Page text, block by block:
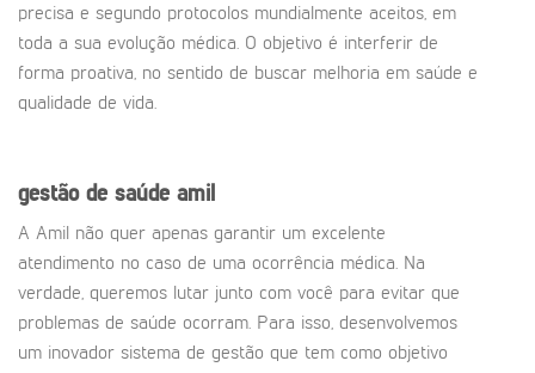
precisa e segundo protocolos mundialmente aceitos, em
toda a sua evolução médica. O objetivo é interferir de
forma proativa, no sentido de buscar melhoria em saúde e
qualidade de vida.
gestão de saúde amil
A Amil não quer apenas garantir um excelente
atendimento no caso de uma ocorrência médica. Na
verdade, queremos lutar junto com você para evitar que
problemas de saúde ocorram. Para isso, desenvolvemos
um inovador sistema de gestão que tem como objetivo